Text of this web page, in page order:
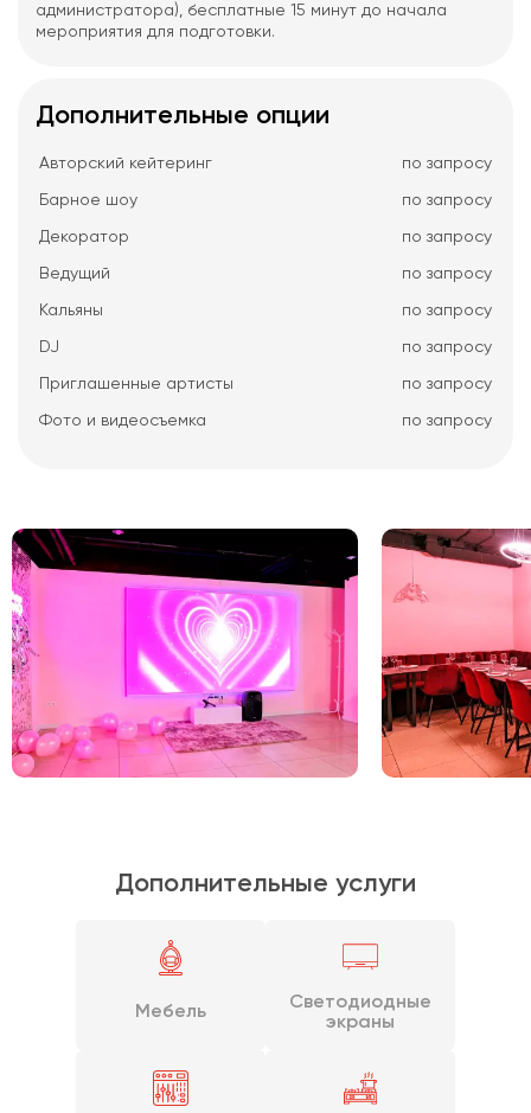
администратора), бесплатные 15 минут до начала
мероприятия для подготовки.
Дополнительные опции
Авторский кейтеринг по запросу
Барное шоу по запросу
Декоратор по запросу
Ведущий по запросу
Кальяны по запросу
DJ по запросу
Приглашенные артисты по запросу
Фото и видеосъемка по запросу
Дополнительные услуги
Мебель
Светодиодные
экраны